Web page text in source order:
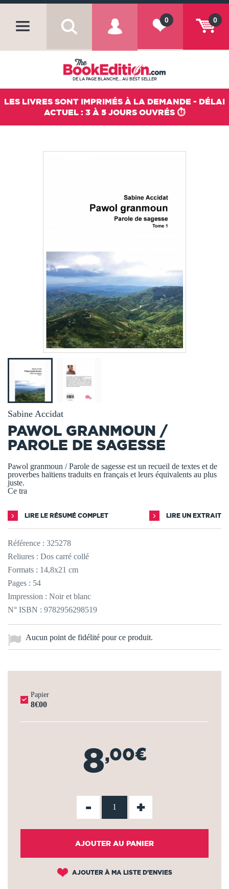
0
0
DE LA PAGE BLANCHE... AU BEST SELLER
LES LIVRES SONT IMPRIMÉS À LA DEMANDE - DÉLAI
ACTUEL : 3 À 5 JOURS OUVRÉS ⏱️
Sabine Accidat
PAWOL GRANMOUN /
PAROLE DE SAGESSE
Pawol granmoun / Parole de sagesse est un recueil de textes et de
proverbes haïtiens traduits en français et leurs équivalents au plus
juste.
Ce tra
LIRE LE RÉSUMÉ COMPLET LIRE UN EXTRAIT
Référence : 325278
Reliures : Dos carré collé
Formats : 14,8x21 cm
Pages : 54
Impression : Noir et blanc
N° ISBN : 9782956298519
Aucun point de fidélité pour ce produit.
Papier
8€00
8,00€
- +
AJOUTER AU PANIER
AJOUTER À MA LISTE D'ENVIES